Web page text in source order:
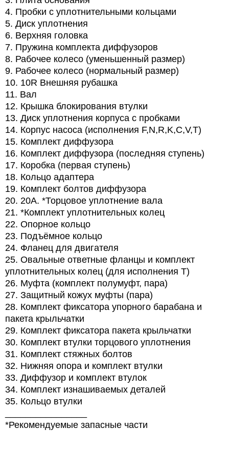
4. Пробки с уплотнительными кольцами
5. Диск уплотнения
6. Верхняя головка
7. Пружина комплекта диффузоров
8. Рабочее колесо (уменьшенный размер)
9. Рабочее колесо (нормальный размер)
10. 10R Внешняя рубашка
11. Вал
12. Крышка блокирования втулки
13. Диск уплотнения корпуса с пробками
14. Корпус насоса (исполнения F,N,R,K,C,V,T)
15. Комплект диффузора
16. Комплект диффузора (последняя ступень)
17. Коробка (первая ступень)
18. Кольцо адаптера
19. Комплект болтов диффузора
20. 20A. *Торцовое уплотнение вала
21. *Комплект уплотнительных колец
22. Опорное кольцо
23. Подъёмное кольцо
24. Фланец для двигателя
25. Овальные ответные фланцы и комплект
уплотнительных колец (для исполнения T)
26. Муфта (комплект полумуфт, пара)
27. Защитный кожух муфты (пара)
28. Комплект фиксатора упорного барабана и
пакета крыльчатки
29. Комплект фиксатора пакета крыльчатки
30. Комплект втулки торцового уплотнения
31. Комплект стяжных болтов
32. Нижняя опора и комплект втулки
33. Диффузор и комплект втулок
34. Комплект изнашиваемых деталей
35. Кольцо втулки
*Рекомендуемые запасные части